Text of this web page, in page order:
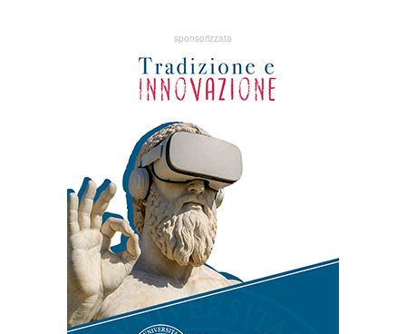
sponsorizzata